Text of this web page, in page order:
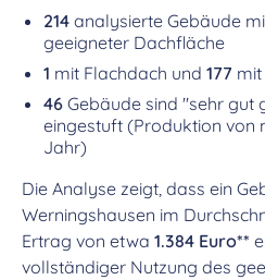
214 analysierte Gebäude
geeigneter Dachfläche
1 mit Flachdach und 177
46 Gebäude sind "sehr gut
eingestuft (Produktion von
Jahr)
Die Analyse zeigt, dass ein
Werningshausen im
Ertrag von etwa 1.384 Euro**
vollständiger Nutzung des